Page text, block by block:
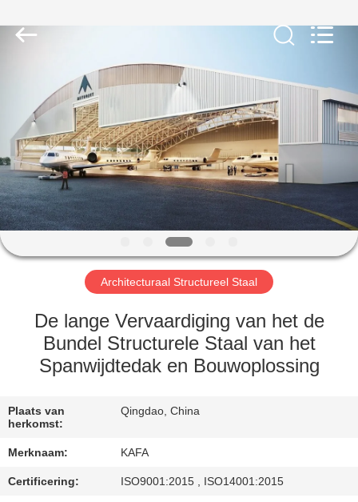
PRODUCTEN
VIDEO'S
VR
-
OVER
ONS
FABRIEKSTOUR
Fabrication
Architecturaal Structureel Staal
De lange Vervaardiging van het de
Bundel Structurele Staal van het
Spanwijdtedak en Bouwoplossing
Plaats van
herkomst:
Qingdao, China
Merknaam: KAFA
Certificering: ISO9001:2015 , ISO14001:2015